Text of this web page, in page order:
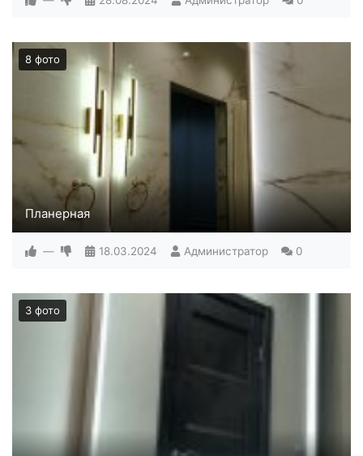
8 фото
Планерная
— 18.03.2024 Администратор 0
3 фото